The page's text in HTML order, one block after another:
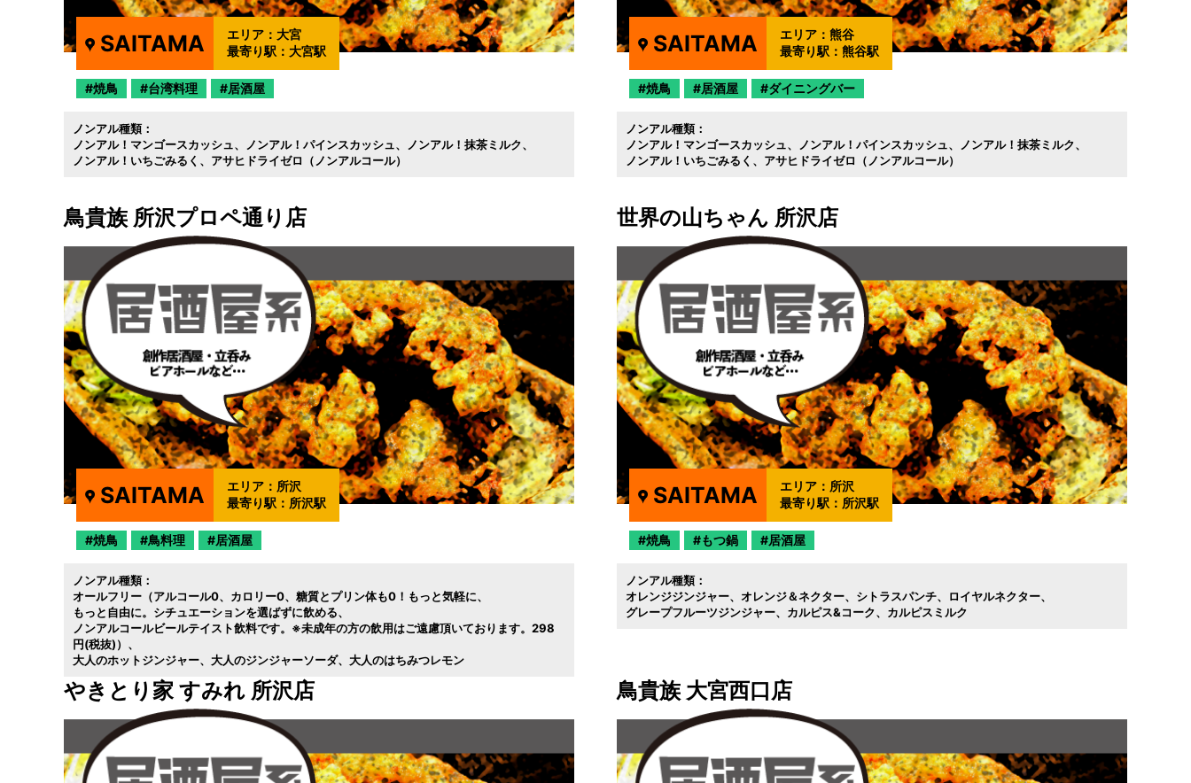
SAITAMA エリア： 大宮
最寄り駅： 大宮駅
焼鳥 台湾料理 居酒屋
ノンアル種類：
ノンアル！マンゴースカッシュ
ノンアル！パインスカッシュ
ノンアル！抹茶ミルク
ノンアル！いちごみるく
アサヒドライゼロ（ノンアルコール）
SAITAMA エリア：熊谷
最寄り駅：熊谷駅
焼鳥 居酒屋 ダイニングバー
ノンアル種類：
ノンアル！マンゴースカッシュ
ノンアル！パインスカッシュ
ノンアル！抹茶ミルク
ノンアル！いちごみるく
アサヒドライゼロ（ノンアルコール）
鳥貴族 所沢プロペ通り店
SAITAMA エリア： 所沢
最寄り駅： 所沢駅
焼鳥 鳥料理 居酒屋
ノンアル種類：
オールフリー（アルコール0
カロリー0
糖質とプリン体も0！もっと気軽に
もっと自由に。シチュエーションを選ばずに飲める
ノンアルコールビールテイスト飲料です。※未成年の方の飲用はご遠慮頂いております。298
円(税抜)）
大人のホットジンジャー
大人のジンジャーソーダ 大人のはちみつレモン
世界の山ちゃん 所沢店
SAITAMA エリア： 所沢
最寄り駅： 所沢駅
焼鳥 もつ鍋 居酒屋
ノンアル種類：
オレンジジンジャー
オレンジ＆ネクター シトラスパンチ
ロイヤルネクター
グレープフルーツジンジャー
カルピス&コーク カルピスミルク
やきとり家 すみれ 所沢店 鳥貴族 大宮西口店